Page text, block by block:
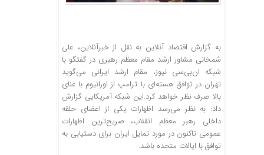
به گزارش اقتصاد آنلاین به نقل از خبرآنلاین، علی
شمخانی مشاور ارشد مقام معظم رهبری در گفتگو با
شبکه ان‌بی‌سی نیوز، مقام ارشد ایرانی می‌گوید
تهران در توافق هسته‌ای با ترامپ از اورانیوم با غنای
بالا صرف نظر خواهد کرد.این شبکه آمریکایی گزارش
داد: به نظر می‌رسد اظهارات یکی از اعضای حلقه
داخلی رهبر معظم انقلاب، صریح‌ترین اظهارات
عمومی تاکنون در مورد تمایل ایران برای دستیابی به
توافق با ایالات متحده باشد.